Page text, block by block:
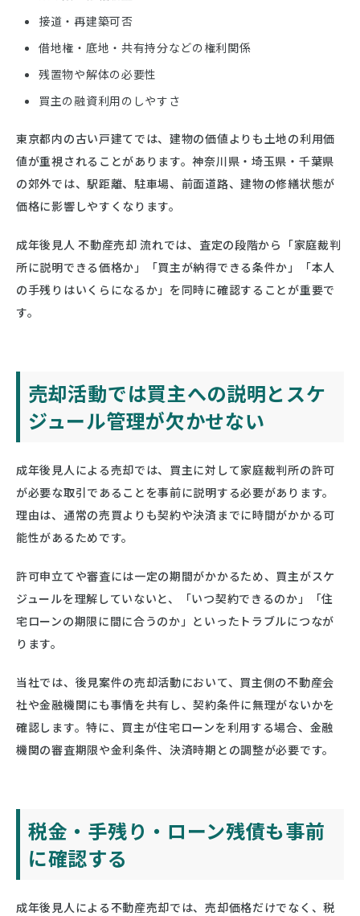
接道・再建築可否
借地権・底地・共有持分などの権利関係
残置物や解体の必要性
買主の融資利用のしやすさ
東京都内の古い戸建てでは、建物の価値よりも土地の利用価
値が重視されることがあります。神奈川県・埼玉県・千葉県
の郊外では、駅距離、駐車場、前面道路、建物の修繕状態が
価格に影響しやすくなります。
成年後見人 不動産売却 流れでは、査定の段階から「家庭裁判
所に説明できる価格か」「買主が納得できる条件か」「本人
の手残りはいくらになるか」を同時に確認することが重要で
す。
売却活動では買主への説明とスケ
ジュール管理が欠かせない
成年後見人による売却では、買主に対して家庭裁判所の許可
が必要な取引であることを事前に説明する必要があります。
理由は、通常の売買よりも契約や決済までに時間がかかる可
能性があるためです。
許可申立てや審査には一定の期間がかかるため、買主がスケ
ジュールを理解していないと、「いつ契約できるのか」「住
宅ローンの期限に間に合うのか」といったトラブルにつなが
ります。
当社では、後見案件の売却活動において、買主側の不動産会
社や金融機関にも事情を共有し、契約条件に無理がないかを
確認します。特に、買主が住宅ローンを利用する場合、金融
機関の審査期限や金利条件、決済時期との調整が必要です。
税金・手残り・ローン残債も事前
に確認する
成年後見人による不動産売却では、売却価格だけでなく、税